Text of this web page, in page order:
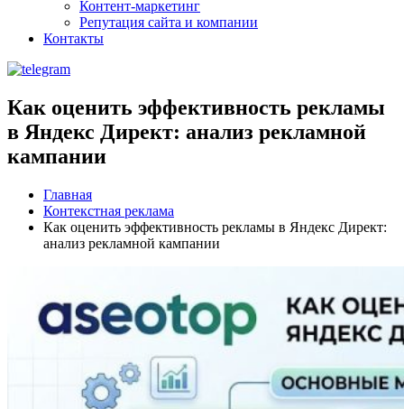
Контент-маркетинг
Репутация сайта и компании
Контакты
Как оценить эффективность рекламы
в Яндекс Директ: анализ рекламной
кампании
Главная
Контекстная реклама
Как оценить эффективность рекламы в Яндекс Директ:
анализ рекламной кампании